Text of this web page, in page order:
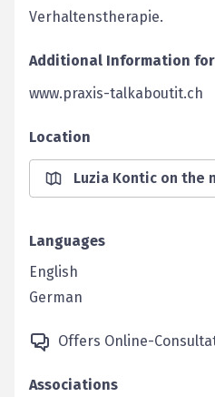
Verhaltenstherapie.
Additional Information
www.praxis-talkaboutit.ch
Location
Luzia Kontic on the
Languages
English
German
Offers Online-
Associations